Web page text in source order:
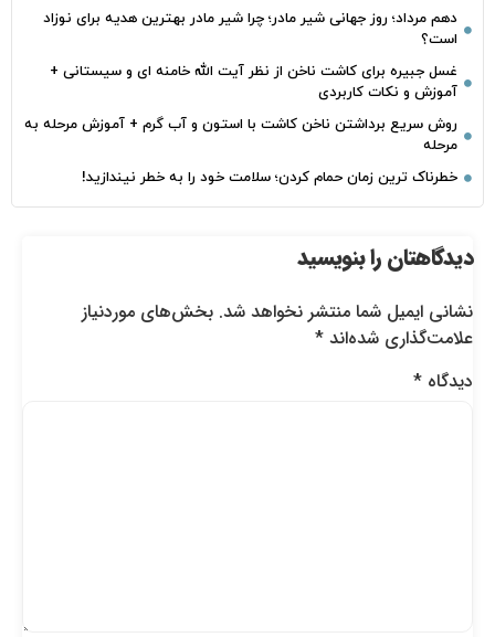
دهم مرداد؛ روز جهانی شیر مادر؛ چرا شیر مادر بهترین هدیه برای نوزاد
است؟
غسل جبیره برای کاشت ناخن از نظر آیت الله خامنه ای و سیستانی +
آموزش و نکات کاربردی
روش سریع برداشتن ناخن کاشت با استون و آب گرم + آموزش مرحله به
مرحله
خطرناک‌ ترین زمان‌ حمام کردن؛ سلامت خود را به خطر نیندازید!
دیدگاهتان را بنویسید
نشانی ایمیل شما منتشر نخواهد شد. بخش‌های موردنیاز
علامت‌گذاری شده‌اند*
دیدگاه*